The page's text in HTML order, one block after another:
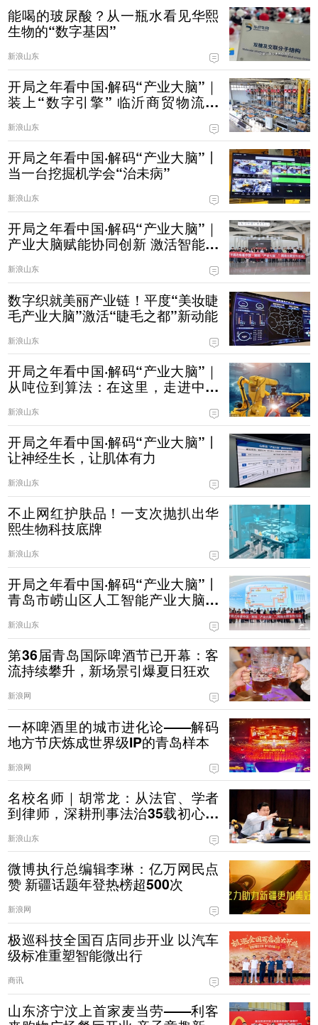
能喝的玻尿酸？从一瓶水看见华熙
生物的“数字基因”
新浪山东
开局之年看中国·解码“产业大脑”｜
装上“数字引擎” 临沂商贸物流有
新浪山东
开局之年看中国·解码“产业大脑”丨
当一台挖掘机学会“治未病”
新浪山东
开局之年看中国·解码“产业大脑”｜
产业大脑赋能协同创新 激活智能家
新浪山东
数字织就美丽产业链！平度“美妆睫
毛产业大脑”激活“睫毛之都”新动能
新浪山东
开局之年看中国·解码“产业大脑”｜
从吨位到算法：在这里，走进中国
新浪山东
开局之年看中国·解码“产业大脑”丨
让神经生长，让肌体有力
新浪山东
不止网红护肤品！一支次抛扒出华
熙生物科技底牌
新浪山东
开局之年看中国·解码“产业大脑”丨
青岛市崂山区人工智能产业大脑试
新浪山东
第36届青岛国际啤酒节已开幕：客
流持续攀升，新场景引爆夏日狂欢
新浪网
一杯啤酒里的城市进化论——解码
地方节庆炼成世界级IP的青岛样本
新浪网
名校名师｜胡常龙：从法官、学者
到律师，深耕刑事法治35载初心不
新浪山东
微博执行总编辑李琳：亿万网民点
赞 新疆话题年登热榜超500次
新浪网
极巡科技全国百店同步开业 以汽车
级标准重塑智能微出行
商讯
山东济宁汶上首家麦当劳——利客